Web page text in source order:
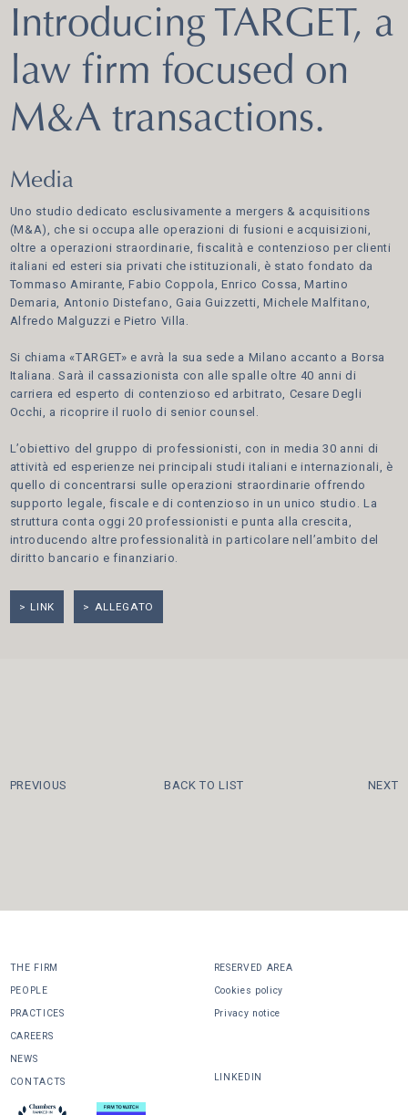
Introducing TARGET, a
law firm focused on
M&A transactions.
Media
Uno studio dedicato esclusivamente a mergers & acquisitions
(M&A), che si occupa alle operazioni di fusioni e acquisizioni,
oltre a operazioni straordinarie, fiscalità e contenzioso per clienti
italiani ed esteri sia privati che istituzionali, è stato fondato da
Tommaso Amirante, Fabio Coppola, Enrico Cossa, Martino
Demaria, Antonio Distefano, Gaia Guizzetti, Michele Malfitano,
Alfredo Malguzzi e Pietro Villa.
Si chiama «TARGET» e avrà la sua sede a Milano accanto a Borsa
Italiana. Sarà il cassazionista con alle spalle oltre 40 anni di
carriera ed esperto di contenzioso ed arbitrato, Cesare Degli
Occhi, a ricoprire il ruolo di senior counsel.
L’obiettivo del gruppo di professionisti, con in media 30 anni di
attività ed esperienze nei principali studi italiani e internazionali, è
quello di concentrarsi sulle operazioni straordinarie offrendo
supporto legale, fiscale e di contenzioso in un unico studio. La
struttura conta oggi 20 professionisti e punta alla crescita,
introducendo altre professionalità in particolare nell’ambito del
diritto bancario e finanziario.
LINK ALLEGATO
PREVIOUS BACK TO LIST NEXT
THE FIRM
PEOPLE
PRACTICES
CAREERS
NEWS
CONTACTS
RESERVED AREA
Cookies policy
Privacy notice
LINKEDIN